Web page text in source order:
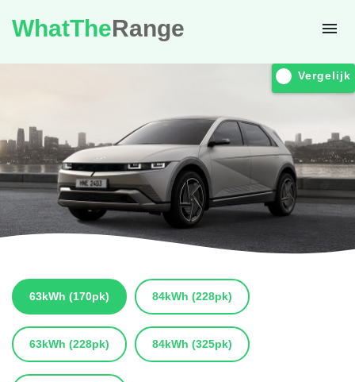
WhatTheRange
Vergelijk
63kWh (170pk) 84kWh (228pk)
63kWh (228pk) 84kWh (325pk)